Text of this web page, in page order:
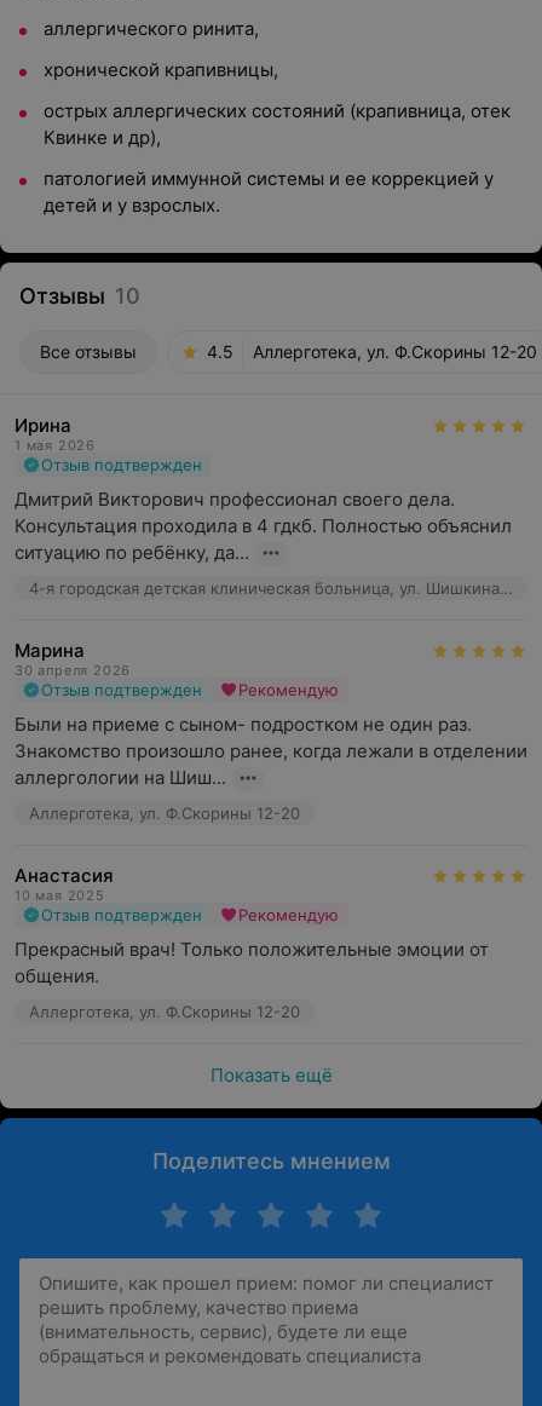
аллергического ринита,
хронической крапивницы,
острых аллергических состояний (крапивница, отек
Квинке и др),
патологией иммунной системы и ее коррекцией у
детей и у взрослых.
Отзывы 10
Все отзывы 4.5 Аллерготека, ул. Ф.Скорины 12-20
Ирина
1 мая 2026
Отзыв подтвержден
Дмитрий Викторович профессионал своего дела.
Консультация проходила в 4 гдкб. Полностью объяснил
ситуацию по ребёнку, да...
4-я городская детская клиническая больница, ул. Шишкина, 24
Марина
30 апреля 2026
Отзыв подтвержден Рекомендую
Были на приеме с сыном- подростком не один раз.
Знакомство произошло ранее, когда лежали в отделении
аллергологии на Шиш...
Аллерготека, ул. Ф.Скорины 12-20
Анастасия
10 мая 2025
Отзыв подтвержден Рекомендую
Прекрасный врач! Только положительные эмоции от
общения.
Аллерготека, ул. Ф.Скорины 12-20
Показать ещё
Поделитесь мнением